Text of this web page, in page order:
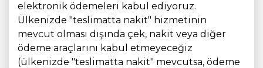
elektronik ödemeleri kabul ediyoruz.
Ülkenizde "teslimatta nakit" hizmetinin
mevcut olması dışında çek, nakit veya diğer
ödeme araçlarını kabul etmeyeceğiz
(ülkenizde "teslimatta nakit" mevcutsa, ödeme